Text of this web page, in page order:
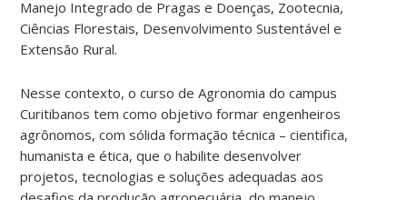
Manejo Integrado de Pragas e Doenças, Zootecnia,
Ciências Florestais, Desenvolvimento Sustentável e
Extensão Rural.
Nesse contexto, o curso de Agronomia do campus
Curitibanos tem como objetivo formar engenheiros
agrônomos, com sólida formação técnica – cientifica,
humanista e ética, que o habilite desenvolver
projetos, tecnologias e soluções adequadas aos